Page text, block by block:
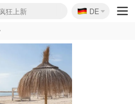
！
狂上新
大促
随时失效
家85折
额外叠85折
！每日更新
5折起+叠9折
仅€192
🇩🇪
DE